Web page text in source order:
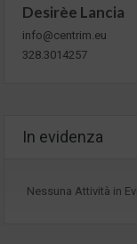
Desirèe Lancia
info@centrim.eu
328.3014257
In evidenza
Nessuna Attività in